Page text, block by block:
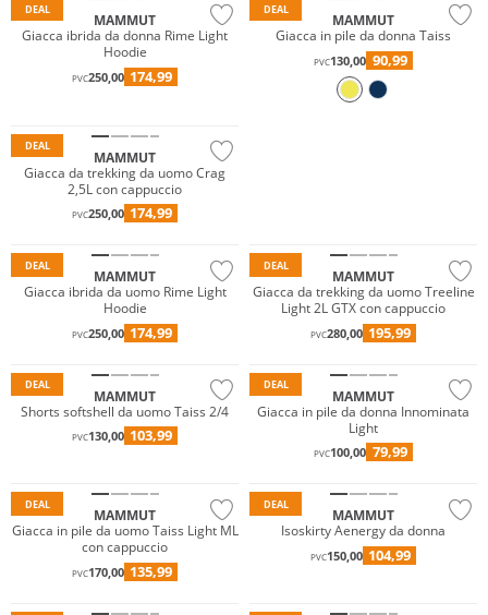
DEAL
MAMMUT
Giacca ibrida da donna Rime Light
Hoodie
PVC250,00 174,99
DEAL
MAMMUT
Giacca in pile da donna Taiss
PVC130,00 90,99
DEAL
MAMMUT
Giacca da trekking da uomo Crag
2,5L con cappuccio
PVC250,00 174,99
DEAL
MAMMUT
Giacca ibrida da uomo Rime Light
Hoodie
PVC250,00 174,99
DEAL
MAMMUT
Giacca da trekking da uomo Treeline
Light 2L GTX con cappuccio
PVC280,00 195,99
DEAL
MAMMUT
Shorts softshell da uomo Taiss 2/4
PVC130,00 103,99
DEAL
MAMMUT
Giacca in pile da donna Innominata
Light
PVC100,00 79,99
DEAL
MAMMUT
Giacca in pile da uomo Taiss Light ML
con cappuccio
PVC170,00 135,99
DEAL
MAMMUT
Isoskirty Aenergy da donna
PVC150,00 104,99